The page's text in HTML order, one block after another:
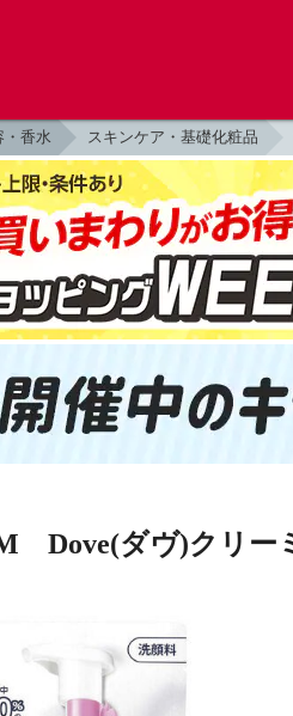
・香水 スキンケア・基礎化粧品
Dove(ダヴ)クリー